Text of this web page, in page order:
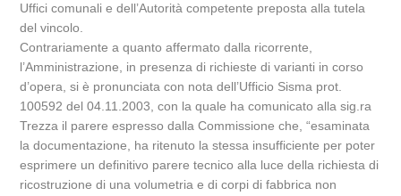
Uffici comunali e dell’Autorità competente preposta alla tutela
del vincolo.
Contrariamente a quanto affermato dalla ricorrente,
l’Amministrazione, in presenza di richieste di varianti in corso
d’opera, si è pronunciata con nota dell’Ufficio Sisma prot.
100592 del 04.11.2003, con la quale ha comunicato alla sig.ra
Trezza il parere espresso dalla Commissione che, “esaminata
la documentazione, ha ritenuto la stessa insufficiente per poter
esprimere un definitivo parere tecnico alla luce della richiesta di
ricostruzione di una volumetria e di corpi di fabbrica non